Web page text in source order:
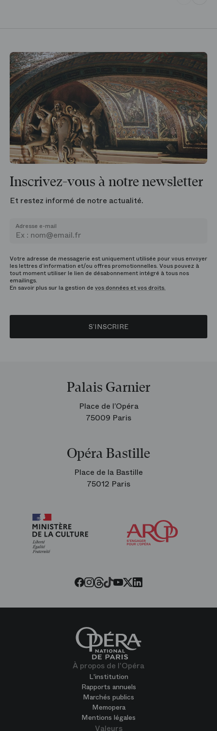
Inscrivez-vous à notre newsletter
Et restez informé de notre actualité.
Adresse e-mail
Votre adresse de messagerie est uniquement utilisée pour vous envoyer
les lettres d’information et/ou offres promotionnelles. Vous pouvez à
tout moment utiliser le lien de désabonnement intégré à tous nos
emailings.
En savoir plus sur la gestion de vos données et vos droits.
S’INSCRIRE
Palais Garnier
Place de l’Opéra
75009 Paris
Opéra Bastille
Place de la Bastille
75012 Paris
Facebook
Instagram
Threads
Tiktok
Youtube
Twitter
LinkedIn
À propos de l'Opéra
L'institution
Rapports annuels
Marchés publics
Memopera
Mentions légales
Valeurs